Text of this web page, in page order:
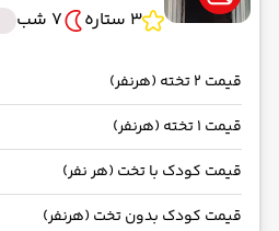
3 ستاره
7 شب
قیمت 2 تخته (هرنفر)
قیمت 1 تخته (هرنفر)
قیمت کودک با تخت (هر نفر)
قیمت کودک بدون تخت (هرنفر)